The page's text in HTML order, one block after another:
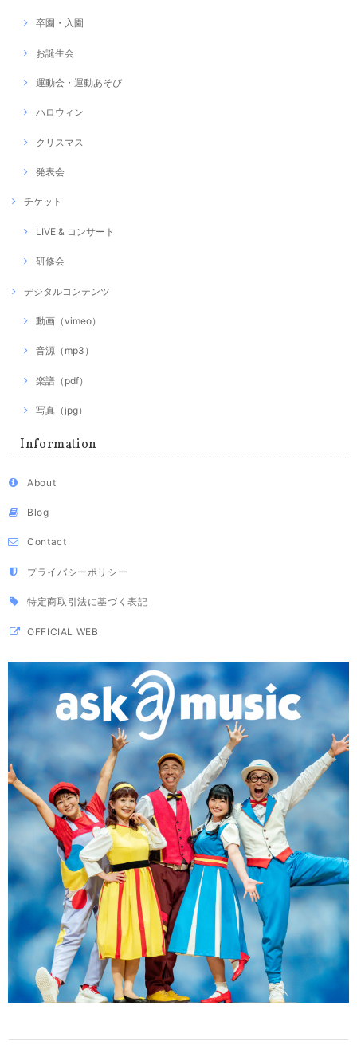
卒園・入園
お誕生会
運動会・運動あそび
ハロウィン
クリスマス
発表会
チケット
LIVE & コンサート
研修会
デジタルコンテンツ
動画（vimeo）
音源（mp3）
楽譜（pdf）
写真（jpg）
Information
About
Blog
Contact
プライバシーポリシー
特定商取引法に基づく表記
OFFICIAL WEB